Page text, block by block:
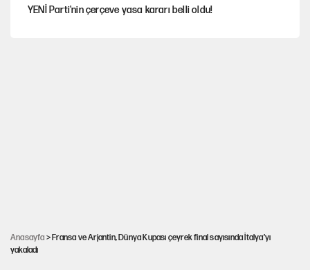
YENİ Parti'nin çerçeve yasa kararı belli oldu!
Anasayfa > Fransa ve Arjantin, Dünya Kupası çeyrek final sayısında İtalya’yı
yakaladı